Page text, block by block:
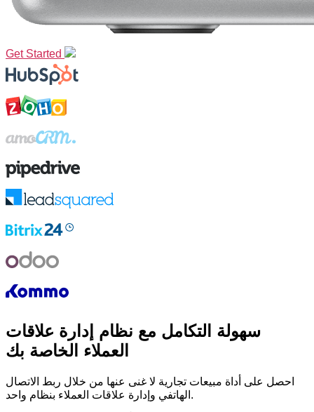
Get Started
سهولة التكامل مع نظام إدارة علاقات
العملاء الخاصة بك
احصل على أداة مبيعات تجارية لا غنى عنها من خلال ربط الاتصال
الهاتفي وإدارة علاقات العملاء بنظام واحد.